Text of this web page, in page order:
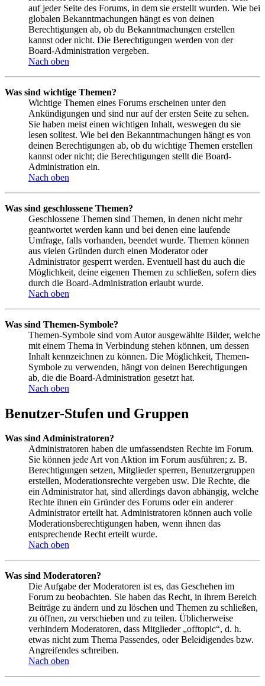
auf jeder Seite des Forums, in dem sie erstellt wurden. Wie bei
globalen Bekanntmachungen hängt es von deinen
Berechtigungen ab, ob du Bekanntmachungen erstellen
kannst oder nicht. Die Berechtigungen werden von der
Board-Administration vergeben.
Nach oben
Was sind wichtige Themen?
Wichtige Themen eines Forums erscheinen unter den
Ankündigungen und sind nur auf der ersten Seite zu sehen.
Sie haben meist einen wichtigen Inhalt, weswegen du sie
lesen solltest. Wie bei den Bekanntmachungen hängt es von
deinen Berechtigungen ab, ob du wichtige Themen erstellen
kannst oder nicht; die Berechtigungen stellt die Board-
Administration ein.
Nach oben
Was sind geschlossene Themen?
Geschlossene Themen sind Themen, in denen nicht mehr
geantwortet werden kann und bei denen eine laufende
Umfrage, falls vorhanden, beendet wurde. Themen können
aus vielen Gründen durch einen Moderator oder
Administrator gesperrt werden. Eventuell hast du auch die
Möglichkeit, deine eigenen Themen zu schließen, sofern dies
durch die Board-Administration erlaubt wurde.
Nach oben
Was sind Themen-Symbole?
Themen-Symbole sind vom Autor ausgewählte Bilder, welche
mit einem Thema in Verbindung stehen können, um dessen
Inhalt kennzeichnen zu können. Die Möglichkeit, Themen-
Symbole zu verwenden, hängt von deinen Berechtigungen
ab, die die Board-Administration gesetzt hat.
Nach oben
Benutzer-Stufen und Gruppen
Was sind Administratoren?
Administratoren haben die umfassendsten Rechte im Forum.
Sie können jede Art von Aktion im Forum ausführen; z. B.
Berechtigungen setzen, Mitglieder sperren, Benutzergruppen
erstellen, Moderationsrechte vergeben usw. Die Rechte, die
ein Administrator hat, sind allerdings davon abhängig, welche
Rechte ihnen ein Gründer des Forums oder ein anderer
Administrator erteilt hat. Administratoren können auch volle
Moderationsberechtigungen haben, wenn ihnen das
entsprechende Recht erteilt wurde.
Nach oben
Was sind Moderatoren?
Die Aufgabe der Moderatoren ist es, das Geschehen im
Forum zu beobachten. Sie haben das Recht, in ihrem Bereich
Beiträge zu ändern und zu löschen und Themen zu schließen,
zu öffnen, zu verschieben und zu teilen. Üblicherweise
verhindern Moderatoren, dass Mitglieder „offtopic“, d. h.
etwas nicht zum Thema Passendes, oder Beleidigendes bzw.
Angreifendes schreiben.
Nach oben